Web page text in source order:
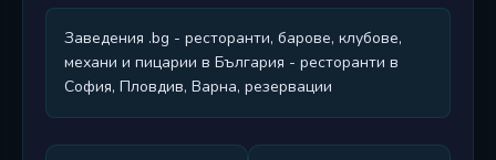
Заведения .bg - ресторанти, барове, клубове,
механи и пицарии в България - ресторанти в
София, Пловдив, Варна, резервации